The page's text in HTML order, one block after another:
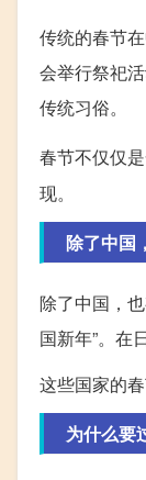
传统的春节
会举行祭祀
传统习俗。
春节不仅仅
现。
除了中国
除了中国，
国新年”。在
这些国家的
为什么要